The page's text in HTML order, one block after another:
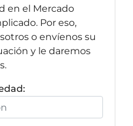
en el Mercado
Por eso,
o envíenos su
y le daremos